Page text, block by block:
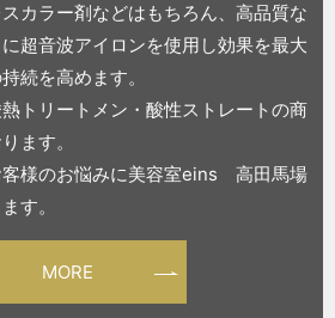
カラー剤などはもちろん、高品質な
超音波アイロンを使用し効果を最大
続を高めます。
トリートメン・酸性ストレートの商
ます。
客様のお悩みに美容室eins 高田馬場
す。
MORE